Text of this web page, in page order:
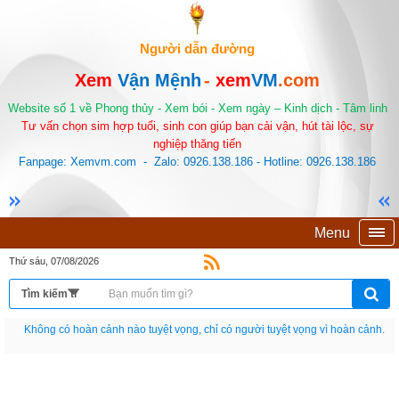
Người dẫn đường
Xem Vận Mệnh- xemVM.com
Website số 1 về Phong thủy - Xem bói - Xem ngày – Kinh dịch - Tâm linh
Tư vấn chọn sim hợp tuổi, sinh con giúp bạn cải vận, hút tài lộc, sự
nghiệp thăng tiến
Fanpage: Xemvm.com - Zalo: 0926.138.186 - Hotline: 0926.138.186
Menu
Thứ sáu, 07/08/2026
Nếu như không chịu học tập thì cho dù đi vạn dặm đường cũng chỉ là anh đưa